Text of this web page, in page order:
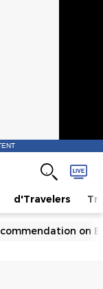
d'Travelers
on